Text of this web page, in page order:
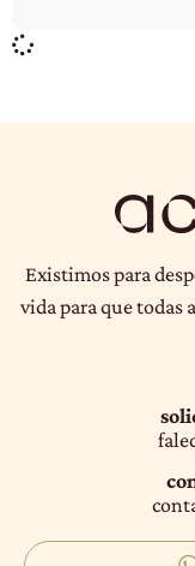
Existimos para
vida para que todas